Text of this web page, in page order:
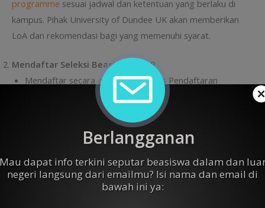
programme sesuai jadwal dan ketentuan yang berlaku di
kampus. Pihak University of Dundee UK akan memberikan
LoA dan rekomendasi bagi yang memenuhi syarat.
Mendaftar Seleksi Beasiswa LPDP
Mendaftar secara onlinepada situs Pendaftaran
https://beasiswalpdp-
terintegrasi.kemenkeu.go.id/
Melengkapi dan mengunggah semua dokumen yang
dipersyaratkan pada aplikasi pendaftaran, termasuk
mengunggah bukti sedang atau telah melakukan proses
pendaftaran padaUniversity of DundeeUK yang
mencantumkan identitas pendaftar.
Berlangganan
dapat info terkini seputar beasiswa dalam dan
negeri langsung dari emailmu? Isi nama dan email di
bawah ini ya: